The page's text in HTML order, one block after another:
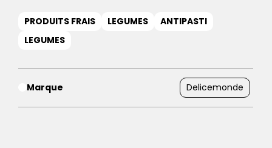
PRODUITS FRAIS LEGUMES
ANTIPASTI
LEGUMES
Marque Delicemonde